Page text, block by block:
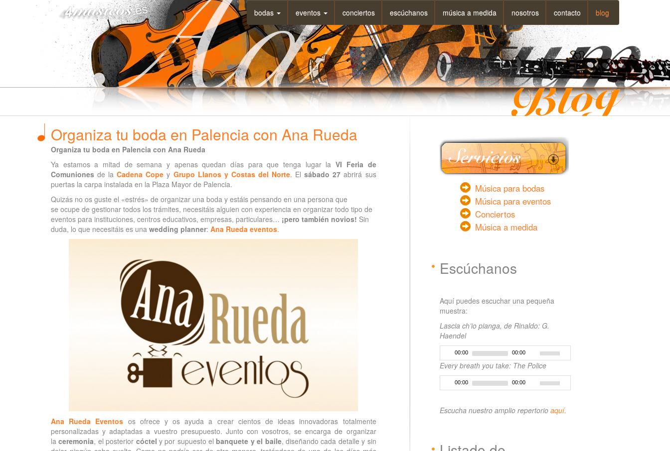
4musicos.es
bodas eventos conciertos escúchanos música a medida nosotros contacto blog
Organiza tu boda en Palencia con Ana Rueda
Organiza tu boda en Palencia con Ana Rueda
Ya estamos a mitad de semana y apenas quedan días para que tenga lugar laVI Feria de
Comuniones de laCadena Cope y Grupo Llanos y Costas del Norte. Elsábado 27 abrirá sus
puertas la carpa instalada en la Plaza Mayor de Palencia.
Quizás no os guste el «estrés» de organizar una boda y estáis pensando en una persona que
se ocupe de gestionar todos los trámites, necesitáis alguien con experiencia en organizar todo tipo de
eventos para instituciones, centros educativos, empresas, particulares… ¡pero también novios! Sin
duda, lo que necesitáis es una wedding planner: Ana Rueda eventos.
Ana Rueda Eventos os ofrece y os ayuda a crear cientos de ideas innovadoras totalmente
personalizadas y adaptadas a vuestro presupuesto. Junto con vosotros, se encarga de organizar
laceremonia, el posterior cóctel y por supuesto el banquete y el baile, diseñando cada detalle y sin
Música para bodas
Música para eventos
Conciertos
Música a medida
Escúchanos
Aquí puedes escuchar una pequeña
muestra:
Lascia ch’io pianga, de Rinaldo: G.
Haendel
00:00 00:00
Every breath you take: The Police
00:00 00:00
Escucha nuestro amplio repertorio aquí.